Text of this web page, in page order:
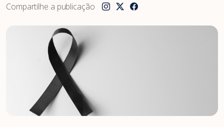
Compartilhe a publicação